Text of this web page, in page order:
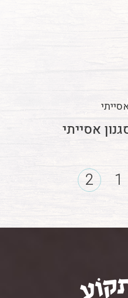
אסייתי
1
2